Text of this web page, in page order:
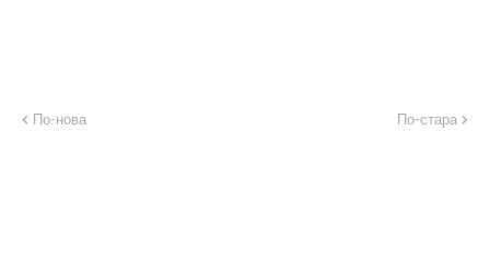
По-нова По-стара